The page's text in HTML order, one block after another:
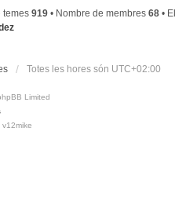
temes 919 • Nombre de membres 68 • El
Totes les hores són UTC+02:00
Limited